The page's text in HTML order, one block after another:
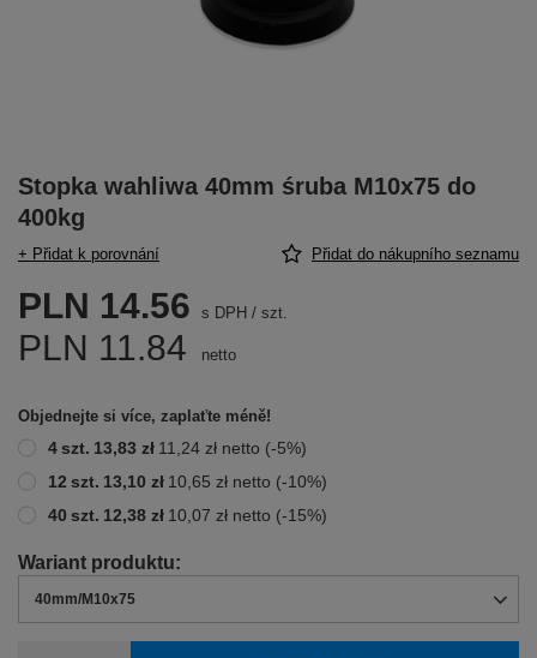
Stopka wahliwa 40mm śruba M10x75 do
400kg
+ Přidat k porovnání Přidat do nákupního seznamu
40mm/M10x75
PLN 14.56 s DPH / szt.
PLN 11.84 netto
Objednejte si více, zaplaťte méně!
4szt. 13,83 zł 11,24 zł netto (-5%)
12 szt. 13,10 zł 10,65 zł netto (-10%)
40 szt. 12,38 zł 10,07 zł netto (-15%)